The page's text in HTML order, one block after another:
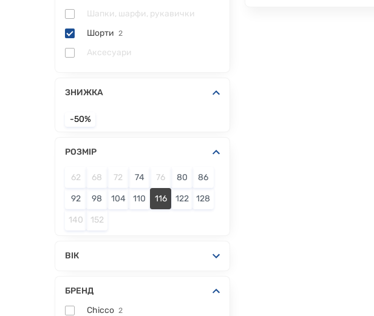
Шапки, шарфи, рукавички
Шорти 2
Аксесуари
ЗНИЖКА
-50%
РОЗМІР
62 68 72 74 76 80 86
92 98 104 110 116 122 128
140 152
ВІК
БРЕНД
Chicco 2